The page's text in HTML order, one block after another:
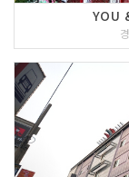
YOU